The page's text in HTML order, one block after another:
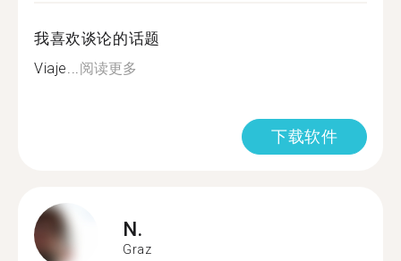
我喜欢谈论的话题
Viaje...阅读更多
下载软件
N.
Graz